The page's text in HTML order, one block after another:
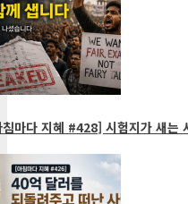
마다 지혜 #428] 시험지가 새는